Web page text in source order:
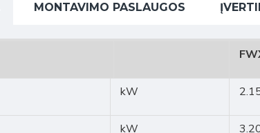
MONTAVIMO PASLAUGOS
kW
kW